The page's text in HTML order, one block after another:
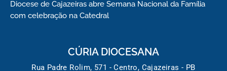
Diocese de Cajazeiras abre Semana Nacional da Família
com celebração na Catedral
CÚRIA DIOCESANA
Rua Padre Rolim, 571 - Centro, Cajazeiras - PB